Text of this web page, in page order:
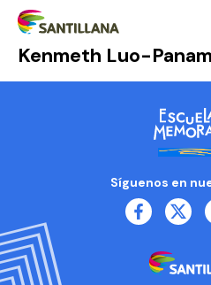
Kenmeth Luo-
Síguenos en